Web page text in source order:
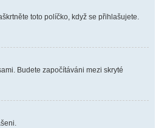
toto políčko, když se přihlašujete.
Budete započítáváni mezi skryté